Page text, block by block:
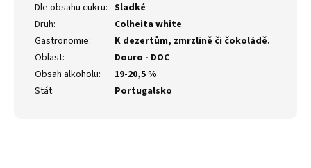
Dle obsahu cukru: Sladké
Druh:
Colheita white
Gastronomie:
K dezertům, zmrzlině či čokoládě.
Oblast:
Douro - DOC
Obsah alkoholu:
19-20,5 %
Stát: Portugalsko